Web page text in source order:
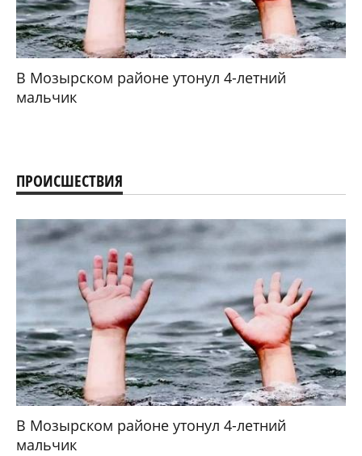
В Мозырском районе утонул 4-летний
мальчик
ПРОИСШЕСТВИЯ
В Мозырском районе утонул 4-летний
мальчик